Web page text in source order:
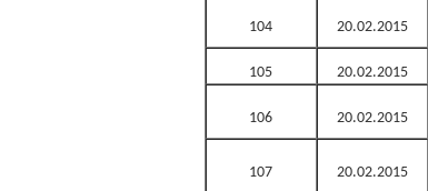
104 20.02.2015
105 20.02.2015
106 20.02.2015
107 20.02.2015